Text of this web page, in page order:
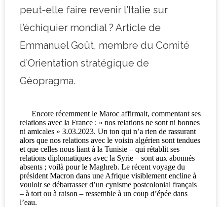
peut-elle faire revenir l’Italie sur
l’échiquier mondial ? Article de
Emmanuel Goût, membre du Comité
d’Orientation stratégique de
Géopragma.
Encore récemment le Maroc affirmait, commentant ses
relations avec la France : « nos relations ne sont ni bonnes
ni amicales » 3.03.2023. Un ton qui n’a rien de rassurant
alors que nos relations avec le voisin algérien sont tendues
et que celles nous liant à la Tunisie – qui rétablit ses
relations diplomatiques avec la Syrie – sont aux abonnés
absents ; voilà pour le Maghreb. Le récent voyage du
président Macron dans une Afrique visiblement encline à
vouloir se débarrasser d’un cynisme postcolonial français
– à tort ou à raison – ressemble à un coup d’épée dans
l’eau.